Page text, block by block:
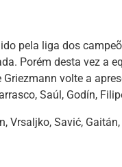
pela liga dos
Porém desta vez a
volte a
Saúl, Godín,
Vrsaljko, Savić,